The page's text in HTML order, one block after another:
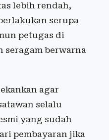
lebih rendah,
serupa
petugas di
seragam berwarna
agar
selalu
yang sudah
pembayaran jika